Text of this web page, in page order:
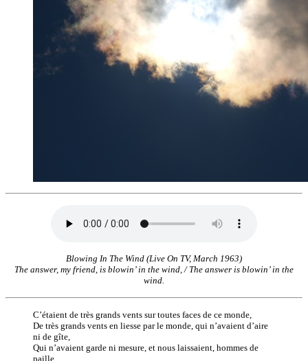
Blowing In The Wind (Live On TV, March 1963)
The answer, my friend, is blowin’ in the wind, / The answer is blowin’ in the
wind.
C’étaient de très grands vents sur toutes faces de ce monde,
De très grands vents en liesse par le monde, qui n’avaient d’aire
ni de gîte,
Qui n’avaient garde ni mesure, et nous laissaient, hommes de
paille